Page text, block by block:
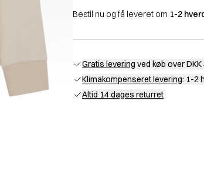
Bestil nu og få leveret om 1-2
Gratis levering ved køb over DKK
Klimakompenseret levering: 1-2
Altid 14 dages returret